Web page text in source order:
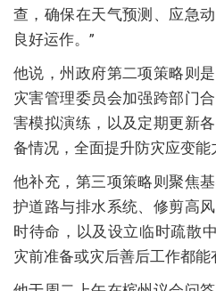
查，确保在天气预测、应急
良好运作。”
他说，州政府第二项策略则
灾害管理委员会加强跨部门
害模拟演练，以及定期更新
备情况，全面提升防灾应变能
他补充，第三项策略则聚焦
护道路与排水系统、修剪高
时待命，以及设立临时疏散
灾前准备或灾后善后工作都能